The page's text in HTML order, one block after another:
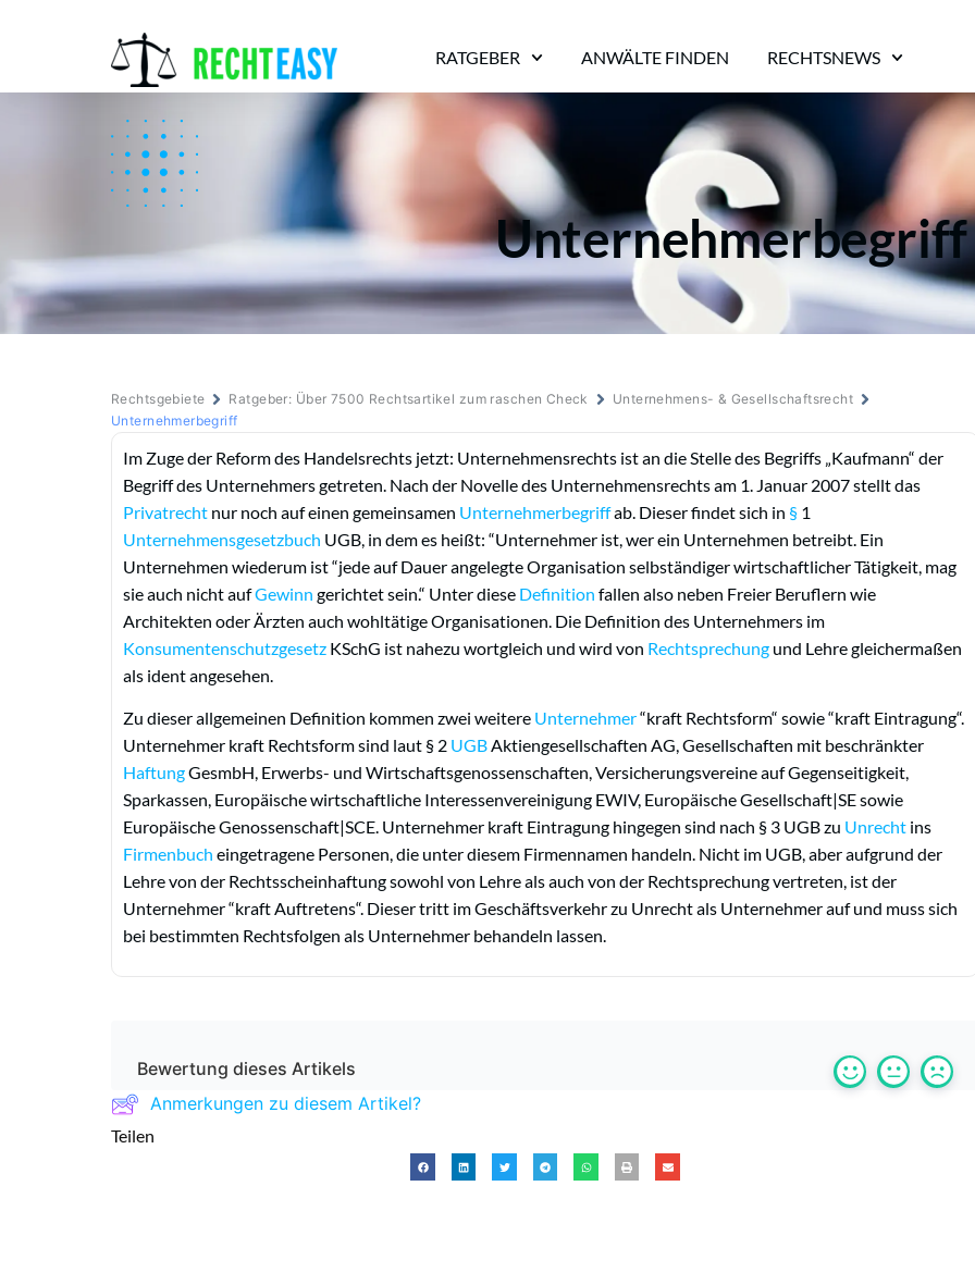
RATGEBER ANWÄLTE FINDEN RECHTSNEWS
Unternehmerbegriff
Rechtsgebiete Ratgeber: Über 7500 Rechtsartikel zum raschen Check
Unternehmens- & Gesellschaftsrecht
Unternehmerbegriff
Im Zuge der Reform des Handelsrechts jetzt: Unternehmensrechts ist an die Stelle des Begriffs „Kaufmann“ der
Begriff des Unternehmers getreten. Nach der Novelle des Unternehmensrechts am 1. Januar 2007 stellt das
Privatrecht nur noch auf einen gemeinsamen Unternehmerbegriffab. Dieser findet sich in § 1
Unternehmensgesetzbuch UGB, in dem es heißt: “Unternehmer ist, wer ein Unternehmen betreibt. Ein
Unternehmen wiederum ist “jede auf Dauer angelegte Organisation selbständiger wirtschaftlicher Tätigkeit, mag
sie auch nicht aufGewinn gerichtet sein.“ Unter diese Definition fallen also neben Freier Beruflern wie
Architekten oder Ärzten auch wohltätige Organisationen. Die Definition des Unternehmers im
Konsumentenschutzgesetz KSchG ist nahezu wortgleich und wird von Rechtsprechung und Lehre gleichermaßen
als ident angesehen.
Zu dieser allgemeinen Definition kommen zwei weitere Unternehmer“kraft Rechtsform“ sowie “kraft Eintragung“.
Unternehmer kraft Rechtsform sind laut § 2 UGBAktiengesellschaften AG, Gesellschaften mit beschränkter
HaftungGesmbH, Erwerbs- und Wirtschaftsgenossenschaften, Versicherungsvereine auf Gegenseitigkeit,
Sparkassen, Europäische wirtschaftliche Interessenvereinigung EWIV, Europäische Gesellschaft|SE sowie
Europäische Genossenschaft|SCE. Unternehmer kraft Eintragung hingegen sind nach § 3 UGB zu Unrecht ins
Firmenbuch eingetragene Personen, die unter diesem Firmennamen handeln. Nicht im UGB, aber aufgrund der
Lehre von der Rechtsscheinhaftung sowohl von Lehre als auch von der Rechtsprechung vertreten, ist der
Unternehmer “kraft Auftretens“. Dieser tritt im Geschäftsverkehr zu Unrecht als Unternehmer auf und muss sich
bei bestimmten Rechtsfolgen als Unternehmer behandeln lassen.
Bewertung dieses Artikels
Anmerkungen zu diesem Artikel?
Teilen
Alle Anwälte